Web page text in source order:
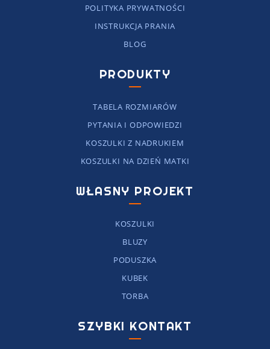
POLITYKA PRYWATNOŚCI
INSTRUKCJA PRANIA
BLOG
PRODUKTY
TABELA ROZMIARÓW
PYTANIA I ODPOWIEDZI
KOSZULKI Z NADRUKIEM
KOSZULKI NA DZIEŃ MATKI
WŁASNY PROJEKT
KOSZULKI
BLUZY
PODUSZKA
KUBEK
TORBA
SZYBKI KONTAKT